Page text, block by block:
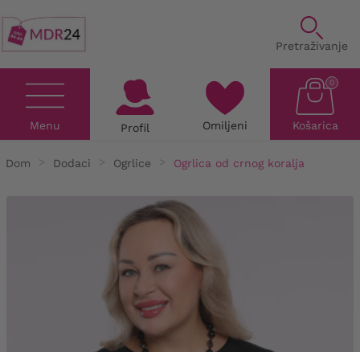
Pretraživanje
Menu Profil Omiljeni Košarica
0
Dom Dodaci Ogrlice Ogrlica od crnog koralja